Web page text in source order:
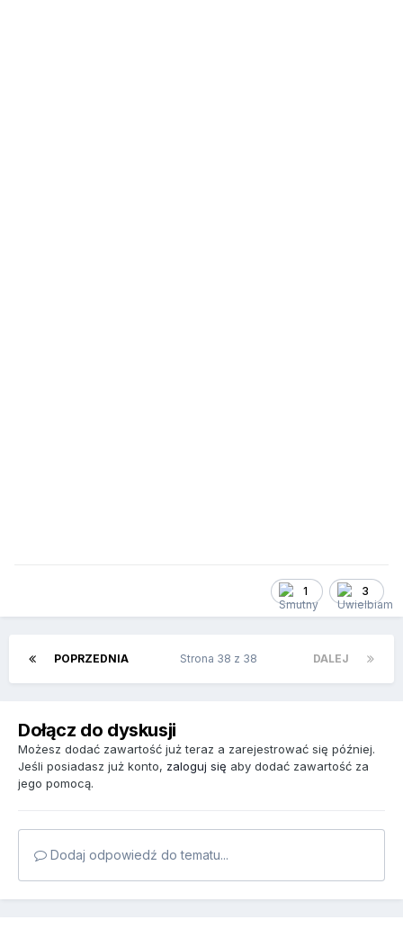
1 3
POPRZEDNIA DALEJ
Strona 38 z 38
Dołącz do dyskusji
Możesz dodać zawartość już teraz a zarejestrować się później.
Jeśli posiadasz już konto, zaloguj się aby dodać zawartość za
jego pomocą.
Dodaj odpowiedź do tematu...